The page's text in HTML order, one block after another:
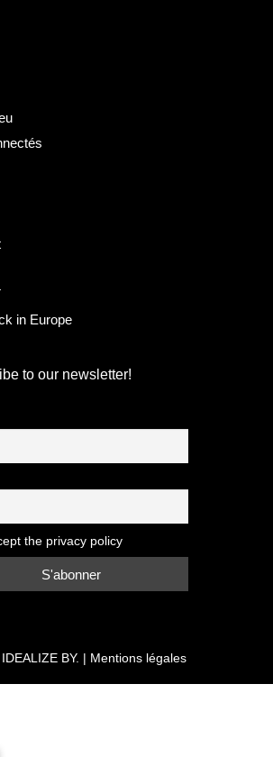
in Europe
to our newsletter!
the privacy policy
IDEALIZE BY. | Mentions légales